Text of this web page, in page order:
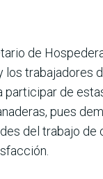
de
los trabajadores
participar de
pues
del trabajo de